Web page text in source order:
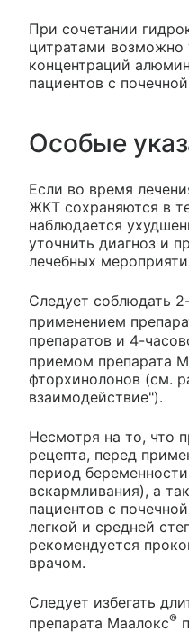
При сочетании
цитратами возможно
концентраций
пациентов с
Особые
Если во время
ЖКТ сохраняются в
наблюдается
уточнить диагноз и
лечебных
Следует соблюдать
применением
препаратов и 4-
приемом препарата
фторхинолонов (см.
взаимодействие").
Несмотря на то, что
рецепта, перед
период
вскармливания), а
пациентов с
легкой и средней
рекомендуется
врачом.
Следует избегать
препарата Маалокс®